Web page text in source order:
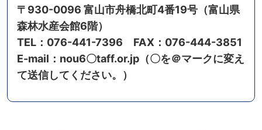
〒930-0096 富山市舟橋北町4番19号（富山県
森林水産会館6階）
TEL：076-441-7396 FAX：076-444-3851
E-mail：nou6〇taff.or.jp（〇を＠マークに変え
て送信してください。）